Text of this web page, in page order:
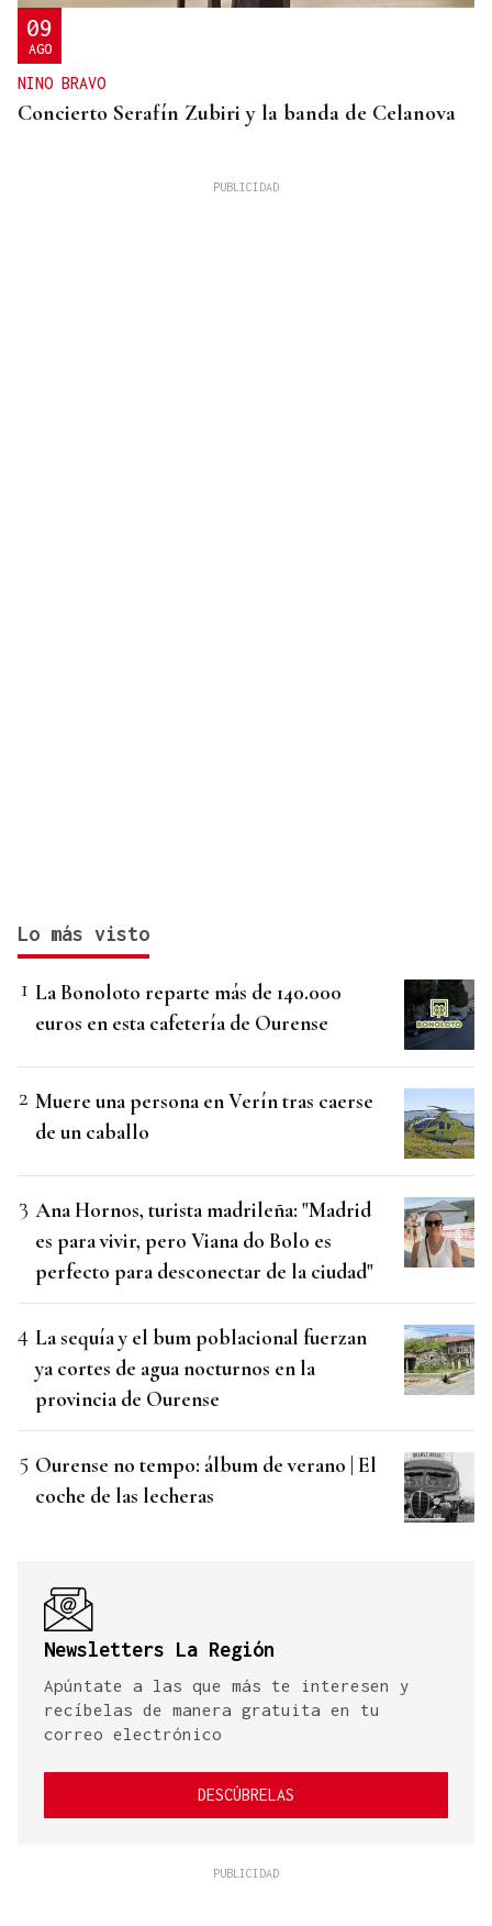
09
AGO
NINO BRAVO
Concierto Serafín Zubiri y la banda de Celanova
Lo más visto
La Bonoloto reparte más de 140.000
euros en esta cafetería de Ourense
Muere una persona en Verín tras caerse
de un caballo
Ana Hornos, turista madrileña: "Madrid
es para vivir, pero Viana do Bolo es
perfecto para desconectar de la ciudad"
La sequía y el bum poblacional fuerzan
ya cortes de agua nocturnos en la
provincia de Ourense
Ourense no tempo: álbum de verano | El
coche de las lecheras
Newsletters La Región
Apúntate a las que más te interesen y
recíbelas de manera gratuita en tu
correo electrónico
DESCÚBRELAS